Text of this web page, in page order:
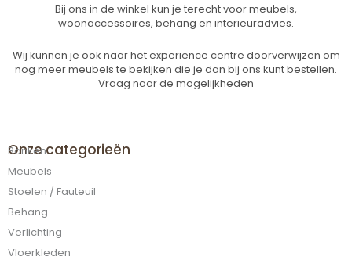
Bij ons in de winkel kun je terecht voor meubels,
woonaccessoires, behang en interieuradvies.
Wij kunnen je ook naar het experience centre doorverwijzen om
nog meer meubels te bekijken die je dan bij ons kunt bestellen.
Vraag naar de mogelijkheden
Onze categorieën
Banken
Meubels
Stoelen / Fauteuil
Behang
Verlichting
Vloerkleden